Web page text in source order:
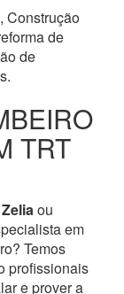
, Construção
de
de
TRT
ou
em
Temos
profissionais
e prover a